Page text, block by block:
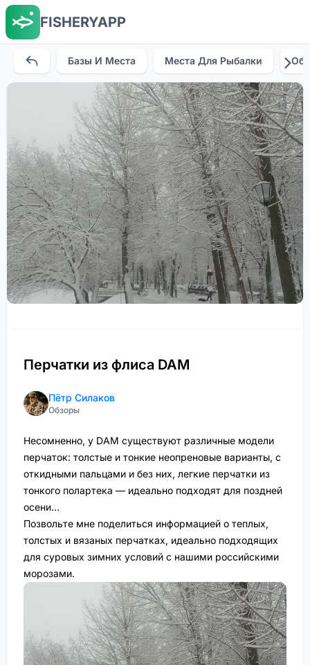
FISHERYAPP
Базы И Места Места Для Рыбалки
Перчатки из флиса DAM
Пётр Силаков
Обзоры
Несомненно, у DAM существуют различные модели
перчаток: толстые и тонкие неопреновые варианты, с
откидными пальцами и без них, легкие перчатки из
тонкого полартека — идеально подходят для поздней
осени…
Позвольте мне поделиться информацией о теплых,
толстых и вязаных перчатках, идеально подходящих
для суровых зимних условий с нашими российскими
морозами.